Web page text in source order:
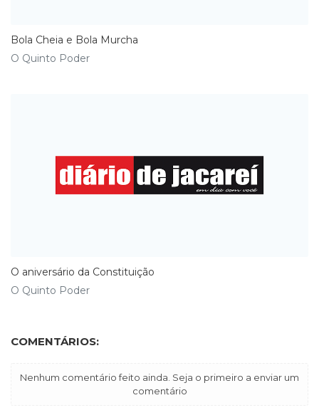
Bola Cheia e Bola Murcha
O Quinto Poder
O aniversário da Constituição
O Quinto Poder
COMENTÁRIOS:
Nenhum comentário feito ainda. Seja o primeiro a enviar um
comentário